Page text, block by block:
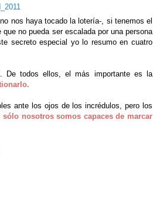
nos haya tocado la lotería-, si tenemos el
no pueda ser escalada por una persona
secreto especial yo lo resumo en cuatro
De todos ellos, el más importante es la
ante los ojos de los incrédulos, pero los
sólo nosotros somos capaces de marcar